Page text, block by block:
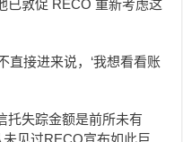
已敦促 RECO 重新考虑这
直接进来说，‘我想看看账
托失踪金额是前所未有